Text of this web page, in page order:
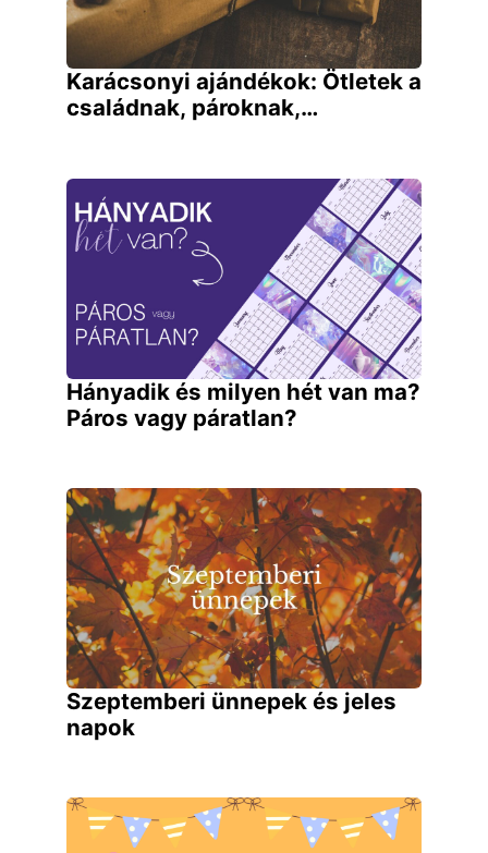
Karácsonyi ajándékok: Ötletek a
családnak, pároknak,…
Hányadik és milyen hét van ma?
Páros vagy páratlan?
Szeptemberi ünnepek és jeles
napok